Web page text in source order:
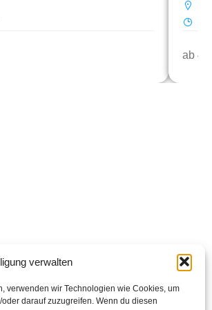
verwalten
verwenden wir Technologien wie Cookies, um
darauf zuzugreifen. Wenn du diesen
ab